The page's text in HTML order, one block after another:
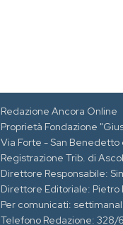
Redazione Ancora Online
Proprietà Fondazione
Via Forte - San Benedetto
Registrazione Trib. di
Direttore Responsabile:
Direttore Editoriale: Pietro
Per comunicati:
Telefono Redazione: 328/